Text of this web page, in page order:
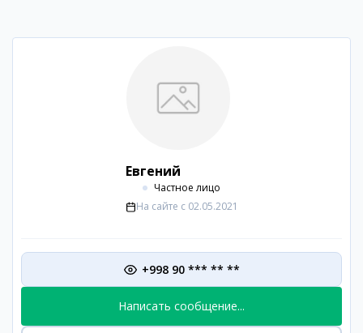
Евгений
Частное лицо
На сайте с 02.05.2021
+998 90 *** ** **
Написать сообщение...